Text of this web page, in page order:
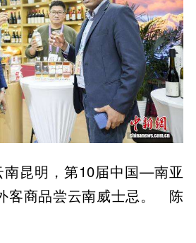
南昆明，第10届中国—南亚
客商品尝云南威士忌。 陈